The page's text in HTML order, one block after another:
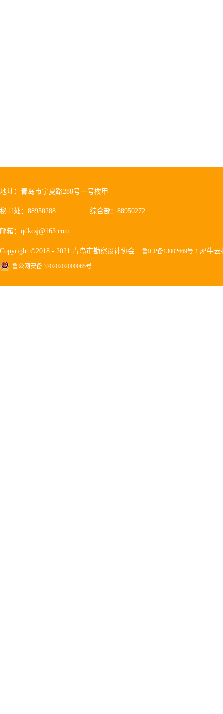
地址：青岛市宁夏路288号一号楼甲
秘书处：88950288 综合部：88950272
邮箱：qdkcsj@163.com
Copyright ©2018 - 2021 青岛市勘察设计协会 鲁ICP备13002669号-1 犀牛云
鲁公网安备 37020202000065号